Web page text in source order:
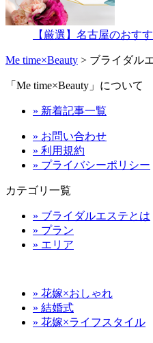
【厳選】名古屋のおす
Me time×Beauty > ブライダル
「Me time×Beauty」について
» 新着記事一覧
» お問い合わせ
» 利用規約
» プライバシーポリシー
カテゴリ一覧
» ブライダルエステとは
» プラン
» エリア
» 花嫁×おしゃれ
» 結婚式
» 花嫁×ライフスタイル